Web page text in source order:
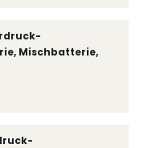
Mischbatterie,